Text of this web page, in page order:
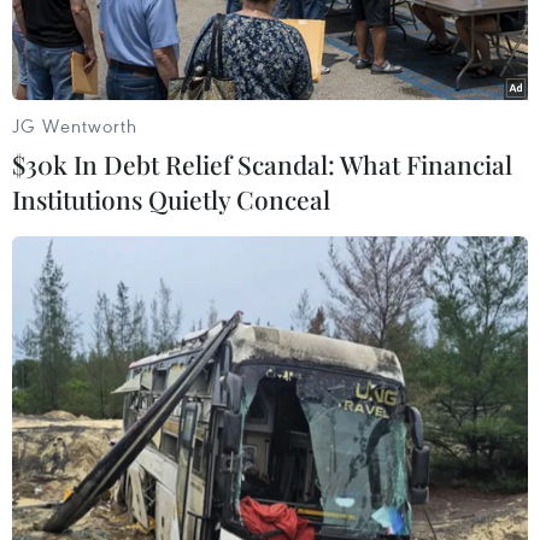
này.
Dự thảo Luật Thuế tiêu thụ đặc biệt (sửa đổi) thu
hút được nhiều sự quan tâm của giới chuyên gia
và người dân trong bối cảnh Việt Nam hướng
tới mục tiêu tăng thu ngân sách và đặc biệt là
JG Wentworth
$30k In Debt Relief Scandal: What Financial
Institutions Quietly Conceal